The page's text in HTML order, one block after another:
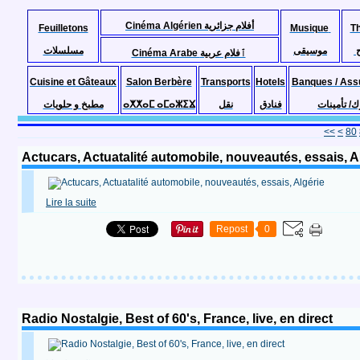
Feuilletons
مسلسلات
Cinéma Algérien أفلام جزائرية
Musique
موسيقى
Cinéma Arabe ٱفلام عربية
Cuisine et Gâteaux
مطبخ و حلويات
Salon Berbère
ⴰⵅⵅⴰⵎ ⴰⵎⴰⵣⵉⴴ
Transports
نقل
Hotels
فنادق
Banques /
تأمينات
<< < 10
20
30
40
50
60
70
80
Actucars, Actuatalité automobile, nouveautés, essais,
Lire la suite
Repost 0
Radio Nostalgie, Best of 60's, France, live, en direct